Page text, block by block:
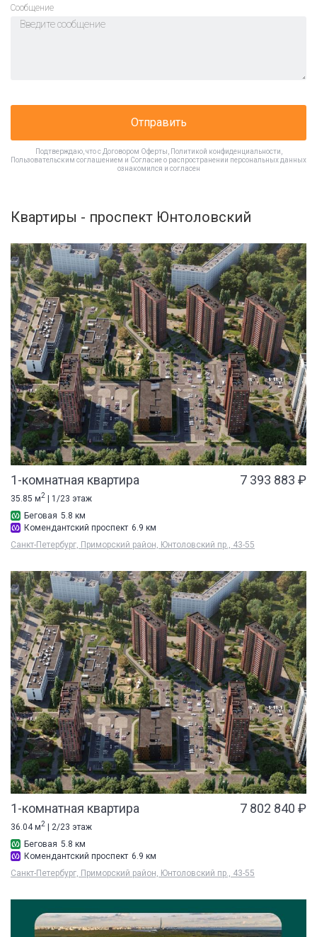
Cообщение
Отправить
Подтверждаю, что с Договором Оферты Политикой конфиденциальности
Пользовательским соглашением и Согласие о распространении персональных данных
ознакомился и согласен
Квартиры - проспект Юнтоловский
1-комнатная квартира 7 393 883 ₽
35.85 м2
| 1/23 этаж
Беговая 5.8 км
Комендантский проспект 6.9 км
Санкт-Петербург, Приморский район, Юнтоловский пр., 43-55
1-комнатная квартира 7 802 840 ₽
36.04 м2 | 2/23 этаж
Беговая 5.8 км
Комендантский проспект 6.9 км
Санкт-Петербург, Приморский район, Юнтоловский пр., 43-55